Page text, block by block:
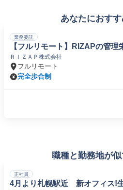
あなたにおす
業務委託
【フルリモート】RIZAPの管理
ＲＩＺＡＰ株式会社
フルリモート
完全歩合制
職種と勤務地が
正社員
4月より札幌駅近 新オフィス!